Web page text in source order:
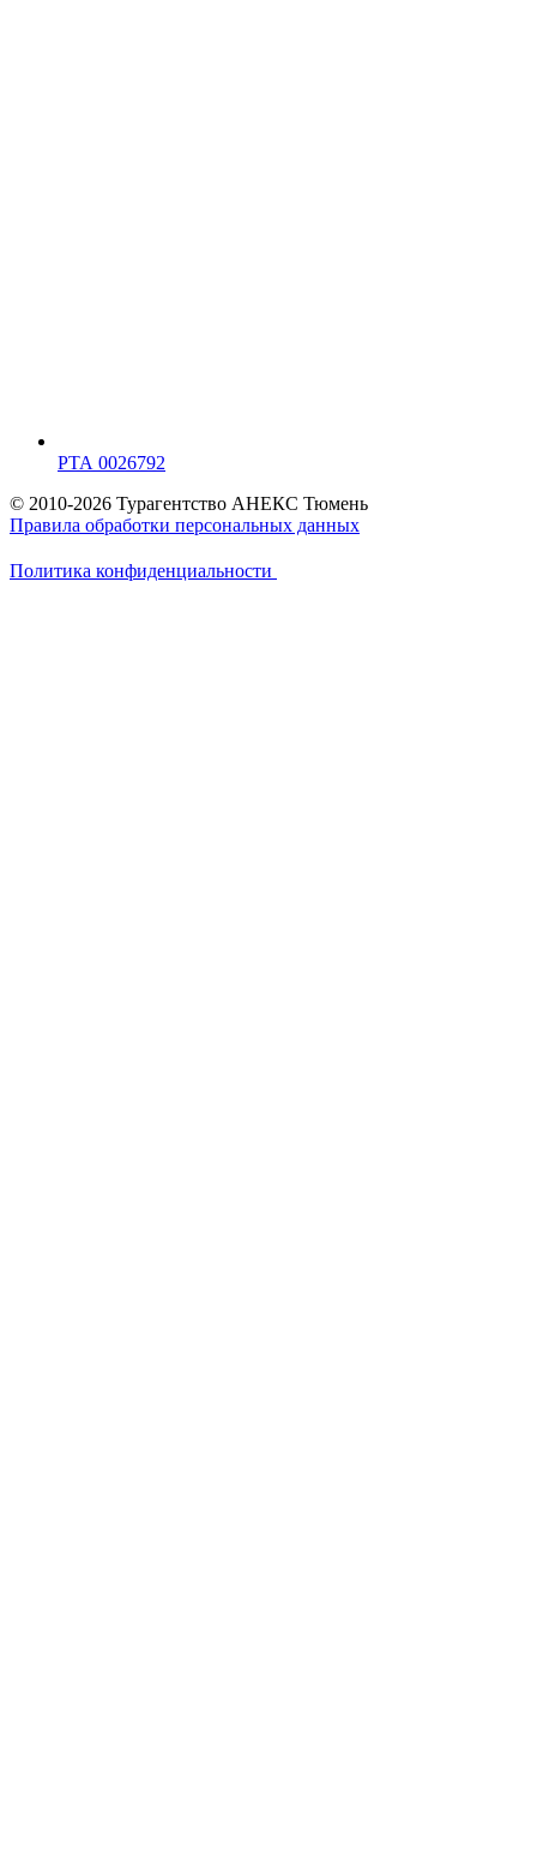
РТА 0026792
© 2010-2026 Турагентство АНЕКС Тюмень
Правила обработки персональных данных
Политика конфиденциальности